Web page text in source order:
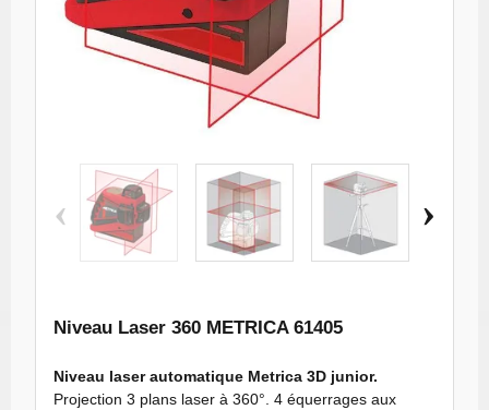
METRICA 3D
JUNIOR
miniature 104
METRICA 3D
JUNIOR
miniature 105
METRICA 3D
JUNIOR
miniature 106
‹ ›
Niveau Laser 360 METRICA 61405
Niveau laser automatique Metrica 3D junior.
Projection 3 plans laser à 360°. 4 équerrages aux